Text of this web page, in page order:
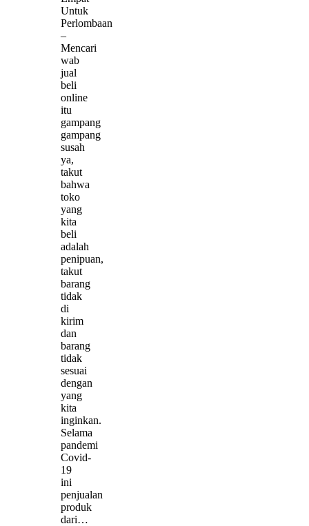
Untuk
Perlombaan
–
Mencari
wab
jual
beli
online
itu
gampang
gampang
susah
ya,
takut
bahwa
toko
yang
kita
beli
adalah
penipuan,
takut
barang
tidak
di
kirim
dan
barang
tidak
sesuai
dengan
yang
kita
inginkan.
Selama
pandemi
Covid-
19
ini
penjualan
produk
dari…